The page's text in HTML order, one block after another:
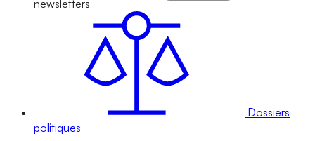
newsletters
Dossiers
politiques